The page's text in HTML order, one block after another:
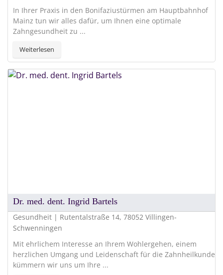
In Ihrer Praxis in den Bonifaziustürmen am Hauptbahnhof
Mainz tun wir alles dafür, um Ihnen eine optimale
Zahngesundheit zu ...
Weiterlesen
Dr. med. dent. Ingrid Bartels
Gesundheit | Rutentalstraße 14, 78052 Villingen-
Schwenningen
Mit ehrlichem Interesse an Ihrem Wohlergehen, einem
herzlichen Umgang und Leidenschaft für die Zahnheilkunde
kümmern wir uns um Ihre ...